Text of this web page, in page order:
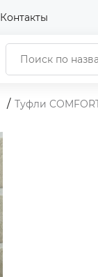
Контакты
Туфли